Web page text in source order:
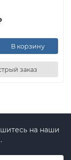
В корзину
заказ
на наши